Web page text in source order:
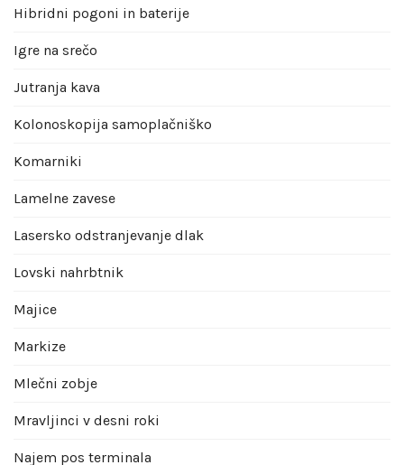
Hibridni pogoni in baterije
Igre na srečo
Jutranja kava
Kolonoskopija samoplačniško
Komarniki
Lamelne zavese
Lasersko odstranjevanje dlak
Lovski nahrbtnik
Majice
Markize
Mlečni zobje
Mravljinci v desni roki
Najem pos terminala